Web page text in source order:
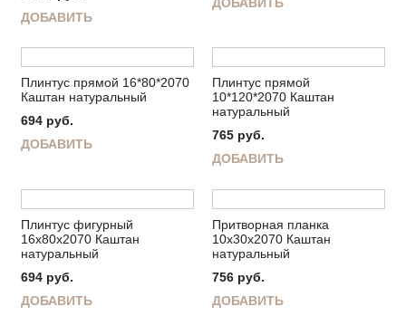
ДОБАВИТЬ
Плинтус прямой 16*80*2070
Каштан натуральный
694 руб.
ДОБАВИТЬ
Плинтус прямой
10*120*2070 Каштан
натуральный
765 руб.
ДОБАВИТЬ
Плинтус фигурный
16х80х2070 Каштан
натуральный
694 руб.
ДОБАВИТЬ
Притворная планка
10х30х2070 Каштан
натуральный
756 руб.
ДОБАВИТЬ